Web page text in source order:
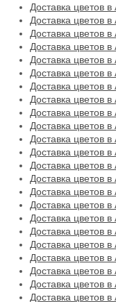
Доставка цветов в
Доставка цветов в
Доставка цветов в
Доставка цветов
Доставка цветов
Доставка цветов в
Доставка цветов
Доставка цветов
Доставка цветов в
Доставка цветов в
Доставка цветов
Доставка цветов в
Доставка цветов в
Доставка цветов
Доставка цветов
Доставка цветов
Доставка цветов в
Доставка цветов в
Доставка цветов
Доставка цветов
Доставка цветов
Доставка цветов
Доставка цветов